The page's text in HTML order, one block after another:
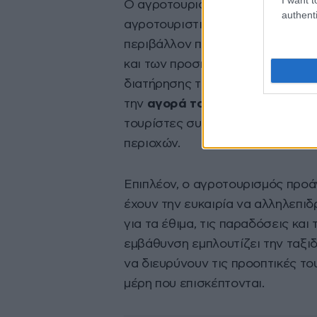
Ο αγροτουρισμός προωθεί
αγροτουριστικοί προορισμοί
περιβάλλον πρακτικές,
και των προσπαθειών
διατήρησης του περιβάλλοντος
την αγορά τοπικών προϊόντων
τουρίστες συμβάλλουν άμεσα
περιοχών.
Επιπλέον, ο αγροτουρισμός
έχουν την ευκαιρία να
για τα έθιμα, τις παραδόσεις
εμβάθυνση εμπλουτίζει την
να διευρύνουν τις προοπτικές
μέρη που επισκέπτονται.